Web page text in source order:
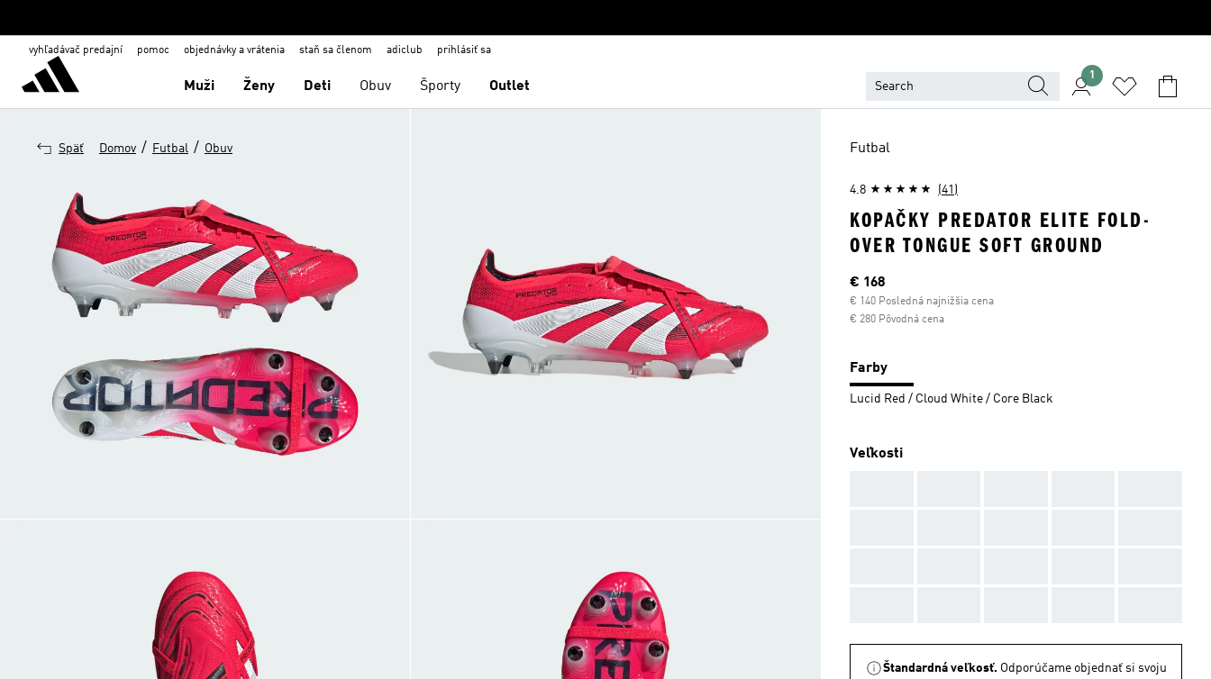
vyhľadávač predajní pomoc objednávky a vrátenia staň sa členom adiclub prihlásiť sa
Muži Ženy Deti Obuv Športy Outlet
1
Späť Domov / Futbal / Obuv Futbal
4.8 (41)
KOPAČKY PREDATOR ELITE FOLD-
OVER TONGUE SOFT GROUND
Aktuálna cena
€ 168
€ 140 Posledná najnižšia cena
€ 280 Pôvodná cena
Farby
Lucid Red / Cloud White / Core Black
Veľkosti
Štandardná veľkosť. Odporúčame objednať si svoju